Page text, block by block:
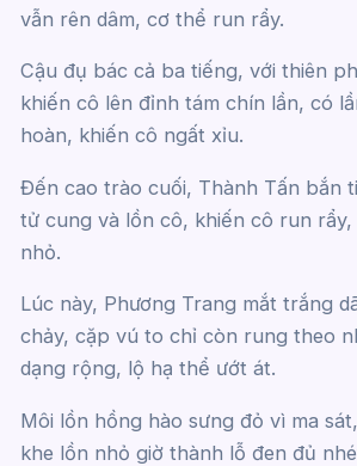
vẫn rên dâm, cơ thể run rẩy.
Cậu đụ bác cả ba tiếng, với thiên
khiến cô lên đỉnh tám chín lần, có
hoàn, khiến cô ngất xỉu.
Đến cao trào cuối, Thành Tấn bắn
tử cung và lồn cô, khiến cô run
nhỏ.
Lúc này, Phương Trang mắt trắng
chảy, cặp vú to chỉ còn rung theo
dạng rộng, lộ hạ thể ướt át.
Môi lồn hồng hào sưng đỏ vì ma
khe lồn nhỏ giờ thành lỗ đen đủ